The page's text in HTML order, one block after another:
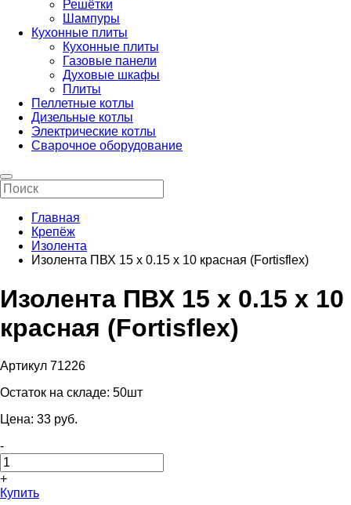
Решётки
Шампуры
Кухонные плиты
Кухонные плиты
Газовые панели
Духовые шкафы
Плиты
Пеллетные котлы
Дизельные котлы
Электрические котлы
Сварочное оборудование
Главная
Крепёж
Изолента
Изолента ПВХ 15 х 0.15 х 10 красная (Fortisflex)
Изолента ПВХ 15 х 0.15 х 10
красная (Fortisflex)
Артикул 71226
Остаток на складе: 50шт
Цена: 33 pуб.
-
+
Купить